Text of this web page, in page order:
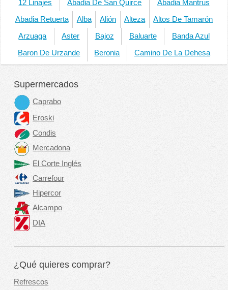
12 Linajes Abadia De San Quirce Abadia Mantrus
Abadia Retuerta Alba Alión Alteza Altos De Tamarón
Arzuaga Aster Bajoz Baluarte Banda Azul
Baron De Urzande Beronia Camino De La Dehesa
Supermercados
Caprabo
Eroski
Condis
Mercadona
El Corte Inglés
Carrefour
Hipercor
Alcampo
DIA
¿Qué quieres comprar?
Refrescos